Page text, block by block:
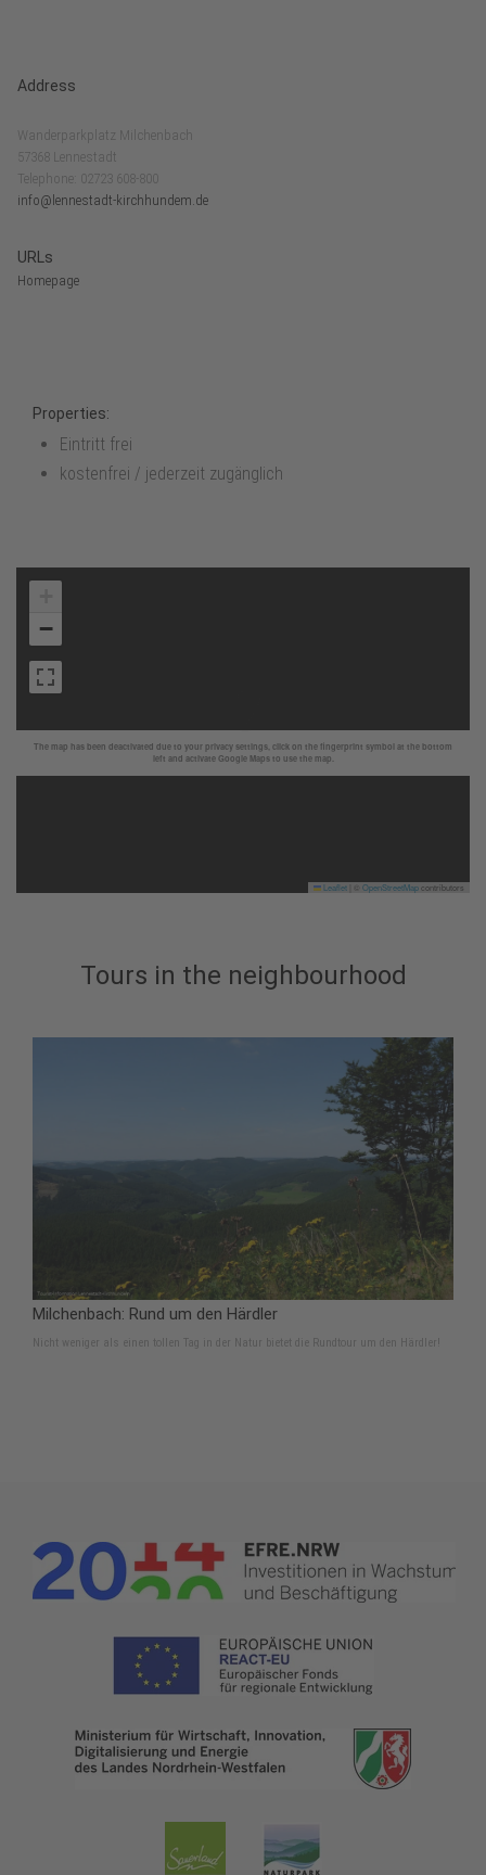
Address
Wanderparkplatz Milchenbach
57368 Lennestadt
Telephone: 02723 608-800
info@lennestadt-kirchhundem.de
URLs
Homepage
Properties:
Eintritt frei
kostenfrei / jederzeit zugänglich
The map has been deactivated due to your privacy settings, click on the fingerprint symbol at the bottom
left and activate Google Maps to use the map.
−
Leaflet OpenStreetMapcontributors
Tours in the neighbourhood
Milchenbach: Rund um den Härdler
Nicht weniger als einen tollen Tag in der Natur bietet die Rundtour um den Härdler!